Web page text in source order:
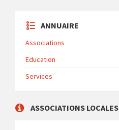
ANNUAIRE
Associations
Education
Services
ASSOCIATIONS LOCALES